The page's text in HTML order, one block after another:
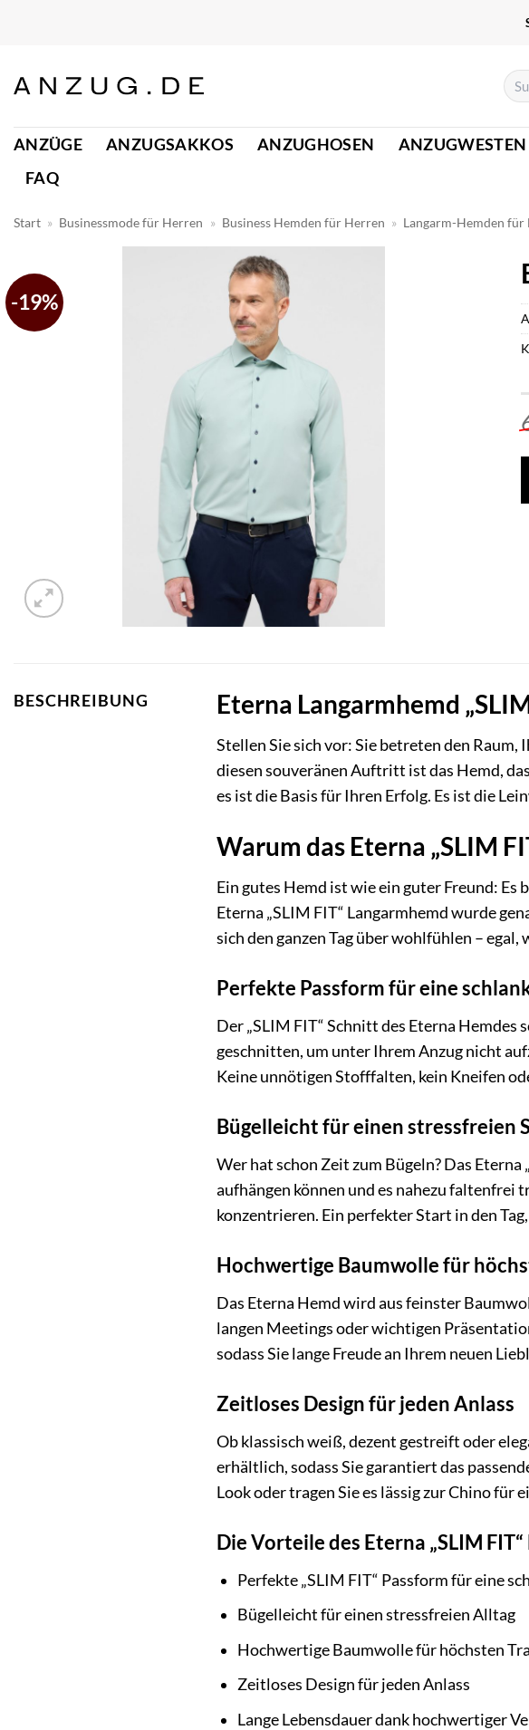
nach:
ANZÜGE ANZUGSAKKOS ANZUGHOSEN ANZUGWESTEN
FAQ
Start » Businessmode für Herren » Business Hemden für Herren » Langarm-Hemden für
-19%
BESCHREIBUNG Eterna Langarmhemd
Stellen Sie sich vor: Sie betreten den Raum,
diesen souveränen Auftritt ist das Hemd,
es ist die Basis für Ihren Erfolg. Es ist die
Warum das Eterna „SLIM
Ein gutes Hemd ist wie ein guter Freund: Es
Eterna „SLIM FIT“ Langarmhemd wurde
sich den ganzen Tag über wohlfühlen – egal,
Perfekte Passform für eine
Der „SLIM FIT“ Schnitt des Eterna
geschnitten, um unter Ihrem Anzug nicht
Keine unnötigen Stofffalten, kein Kneifen
Bügelleicht für einen stressfreien
Wer hat schon Zeit zum Bügeln? Das Eterna
aufhängen können und es nahezu faltenfrei
konzentrieren. Ein perfekter Start in den
Hochwertige Baumwolle für
Das Eterna Hemd wird aus feinster
langen Meetings oder wichtigen
sodass Sie lange Freude an Ihrem neuen
Zeitloses Design für jeden Anlass
Ob klassisch weiß, dezent gestreift oder
erhältlich, sodass Sie garantiert das
Look oder tragen Sie es lässig zur Chino für
Die Vorteile des Eterna „SLIM
Perfekte „SLIM FIT“ Passform für eine
Bügelleicht für einen stressfreien Alltag
Hochwertige Baumwolle für höchsten
Zeitloses Design für jeden Anlass
Lange Lebensdauer dank hochwertiger